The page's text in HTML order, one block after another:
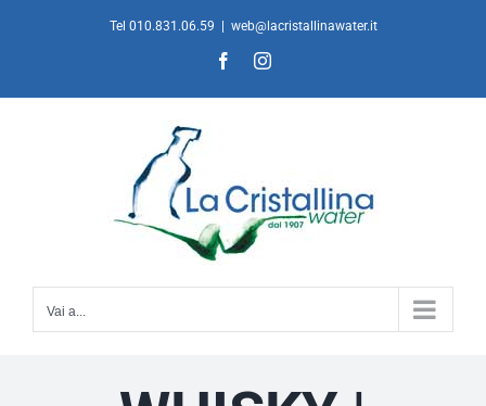
Tel 010.831.06.59 web@lacristallinawater.it
FacebookInstagram
Vai a...